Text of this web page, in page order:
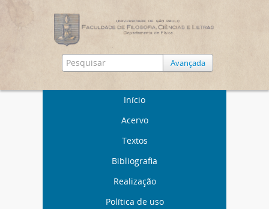
Avançada
Início
Acervo
Textos
Bibliografia
Realização
Política de uso